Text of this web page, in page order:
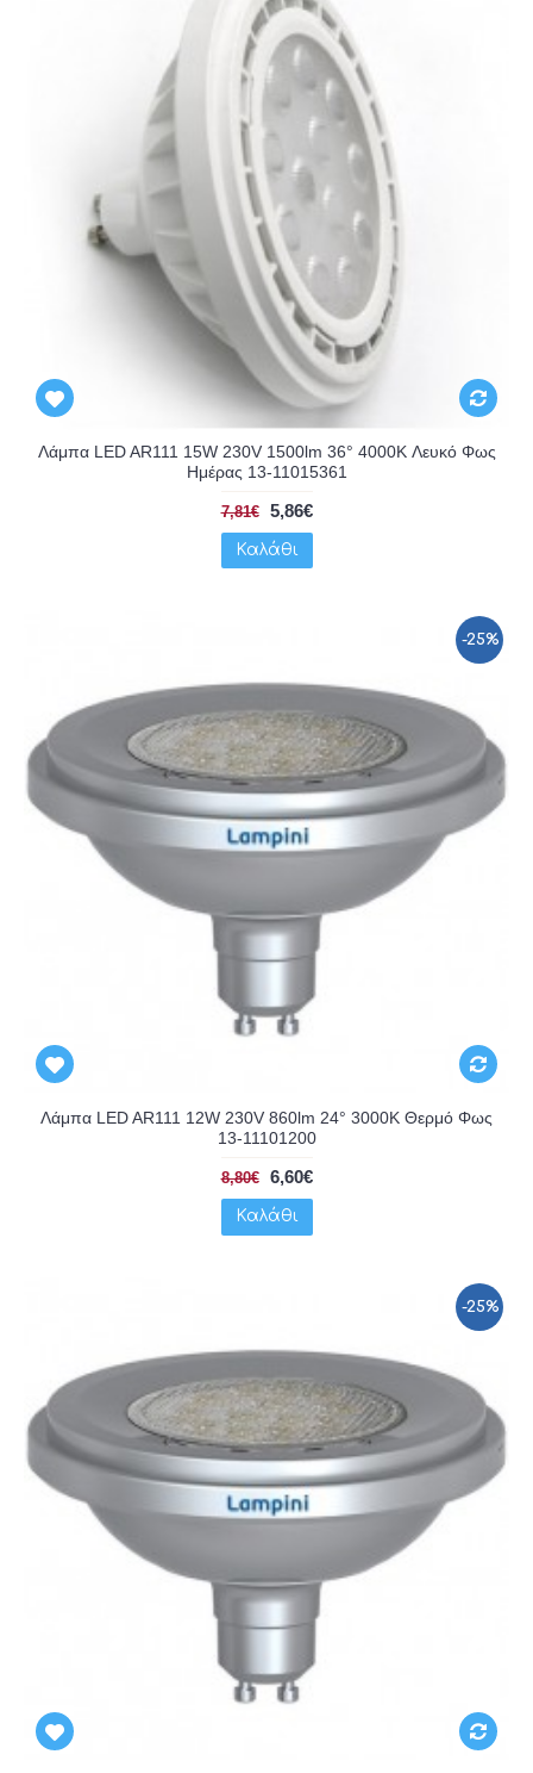
Λάμπα LED AR111 15W 230V 1500lm 36° 4000K Λευκό Φως
Ημέρας 13-11015361
7,81€ 5,86€
Καλάθι
-25%
Λάμπα LED AR111 12W 230V 860lm 24° 3000K Θερμό Φως
13-11101200
8,80€ 6,60€
Καλάθι
-25%